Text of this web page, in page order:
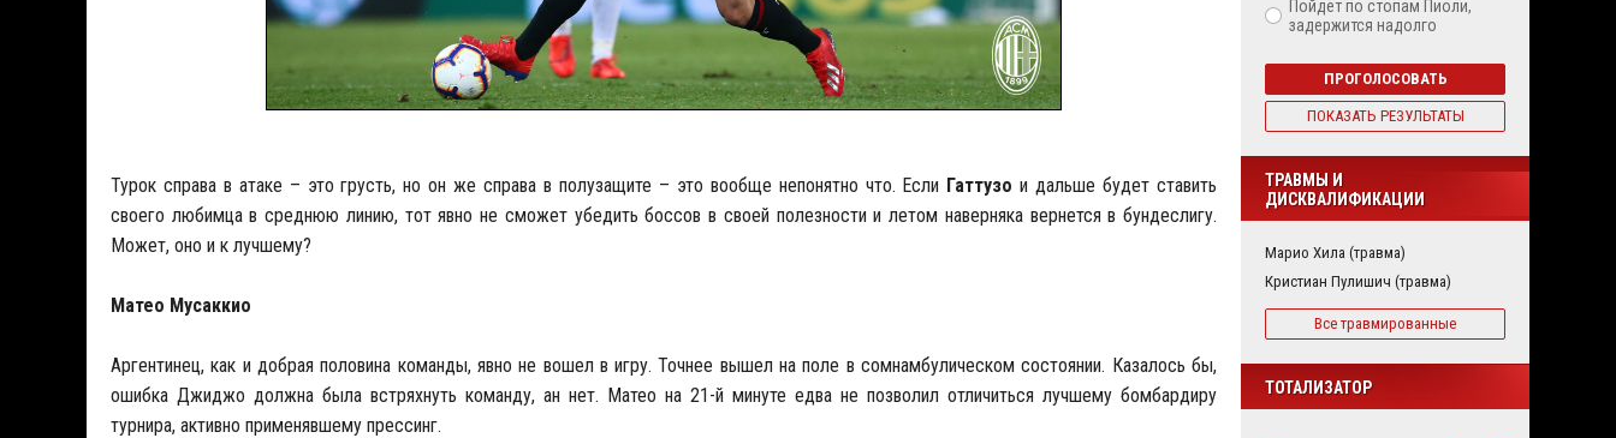
Турок справа в атаке – это грусть, но он же справа в полузащите – это вообще непонятно что. Если Гаттузо и дальше будет ставить
своего любимца в среднюю линию, тот явно не сможет убедить боссов в своей полезности и летом наверняка вернется в бундеслигу.
Может, оно и к лучшему?
Матео Мусаккио
Аргентинец, как и добрая половина команды, явно не вошел в игру. Точнее вышел на поле в сомнамбулическом состоянии. Казалось бы,
ошибка Джиджо должна была встряхнуть команду, ан нет. Матео на 21-й минуте едва не позволил отличиться лучшему бомбардиру
турнира, активно применявшему прессинг.
Пойдет по стопам Пиоли,
задержится надолго
ПРОГОЛОСОВАТЬ
ПОКАЗАТЬ РЕЗУЛЬТАТЫ
ТРАВМЫ И
ДИСКВАЛИФИКАЦИИ
Марио Хила (травма)
Кристиан Пулишич (травма)
Все травмированные
ТОТАЛИЗАТОР